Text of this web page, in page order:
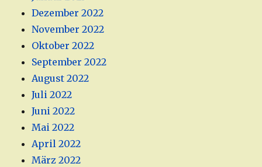
Dezember 2022
November 2022
Oktober 2022
September 2022
August 2022
Juli 2022
Juni 2022
Mai 2022
April 2022
März 2022